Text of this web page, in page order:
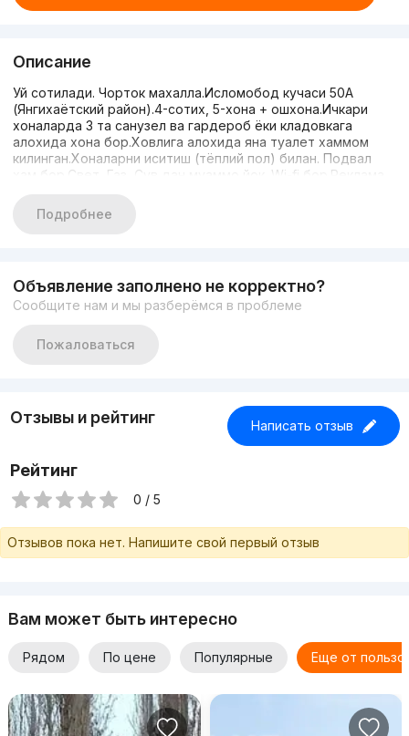
Описание
Уй сотилади. Чорток махалла.Исломобод кучаси 50А
(Янгихаётский район).4-сотих, 5-хона + ошхона.Ичкари
хоналарда 3 та санузел ва гардероб ёки кладовкага
алохида хона бор.Ховлига алохида яна туалет хаммом
килинган.Хоналарни иситиш (тёплий пол) билан. Подвал
хам бор.Свет, Газ, Сув дан муаммо йок. Wi-fi бор.Реклама
номер: 99 760-80-0499 848-93-88
Подробнее
Объявление заполнено не корректно?
Сообщите нам и мы разберёмся в проблеме
Пожаловаться
Отзывы и рейтинг Написать отзыв
Рейтинг
0 / 5
Отзывов пока нет. Напишите свой первый отзыв
Вам может быть интересно
Рядом По цене Популярные Еще от